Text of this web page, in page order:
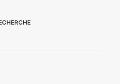
Mother
la framboise